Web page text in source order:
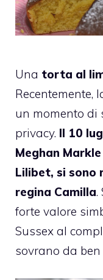
Una torta al
Recentemente,
un momento
privacy. Il 10
Meghan
Lilibet, si sono
regina Camilla.
forte valore
Sussex al
sovrano da